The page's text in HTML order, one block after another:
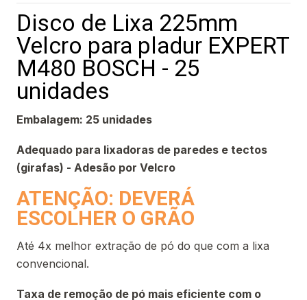
Disco de Lixa 225mm
Velcro para pladur EXPERT
M480 BOSCH - 25
unidades
Embalagem: 25 unidades
Adequado para lixadoras de paredes e tectos
(girafas) - Adesão por Velcro
ATENÇÃO: DEVERÁ
ESCOLHER O GRÃO
Até 4x melhor extração de pó do que com a lixa
convencional.
Taxa de remoção de pó mais eficiente com o